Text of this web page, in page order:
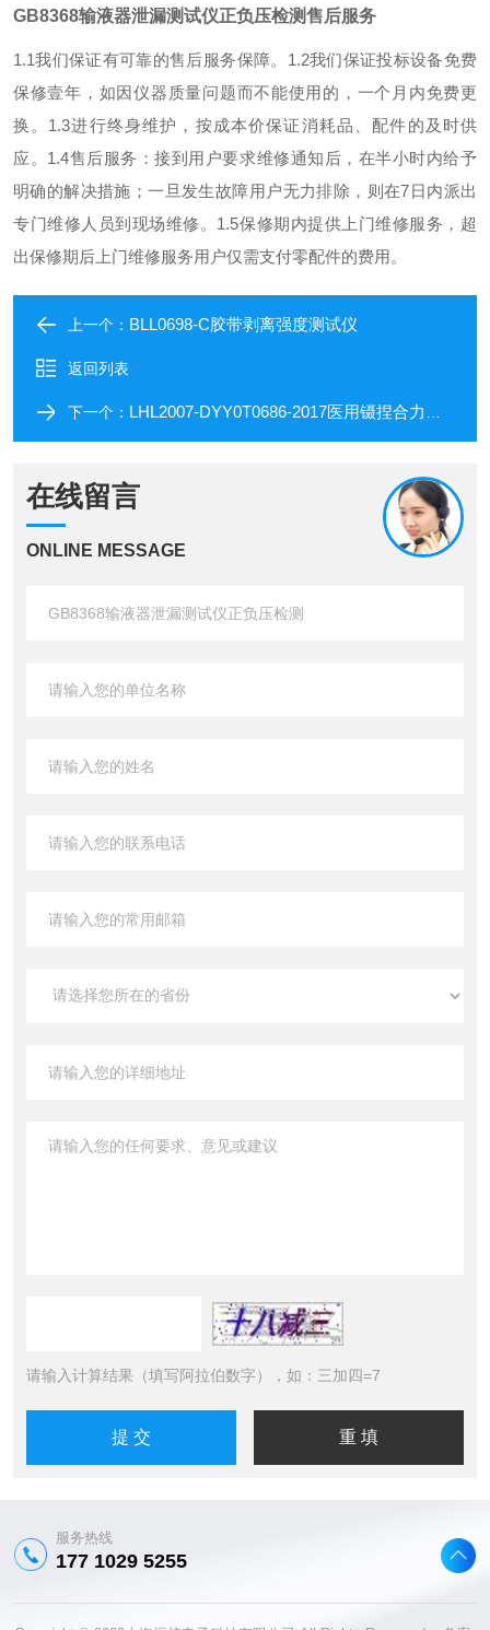
GB8368输液器泄漏测试仪正负压检测售后服务
1.1我们保证有可靠的售后服务保障。 1.2我们保证投标设备免费
保修壹年，如因仪器质量问题而不能使用的，一个月内免费更
换。 1.3进行终身维护，按成本价保证消耗品、配件的及时供
应。 1.4售后服务：接到用户要求维修通知后，在半小时内给予
明确的解决措施；一旦发生故障用户无力排除，则在7日内派出
专门维修人员到现场维修。 1.5保修期内提供上门维修服务，超
出保修期后上门维修服务用户仅需支付零配件的费用。
上一个： BLL0698-C胶带剥离强度测试仪
返回列表
下一个： LHL2007-DYY0T0686-2017医用镊捏合力测试仪
在线留言
ONLINE MESSAGE
请输入计算结果（填写阿拉伯数字），如：三加四=7
服务热线
177 1029 5255